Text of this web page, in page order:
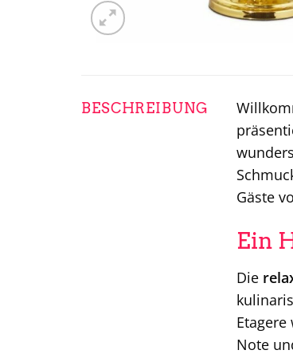
BESCHREIBUNG
Gäste
Ein
Die
Note